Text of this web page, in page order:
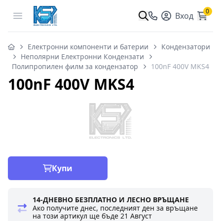
Open menu Вход 0
Електронни компоненти и батерии
Кондензатори
Неполярни Електронни Кондензати
Полипропилен филм за кондензатор
100nF 400V MKS4
100nF 400V MKS4
Купи
14-ДНЕВНО БЕЗПЛАТНО И ЛЕСНО ВРЪЩАНЕ
Ако получите днес, последният ден за връщане
на този артикул ще бъде21 Август